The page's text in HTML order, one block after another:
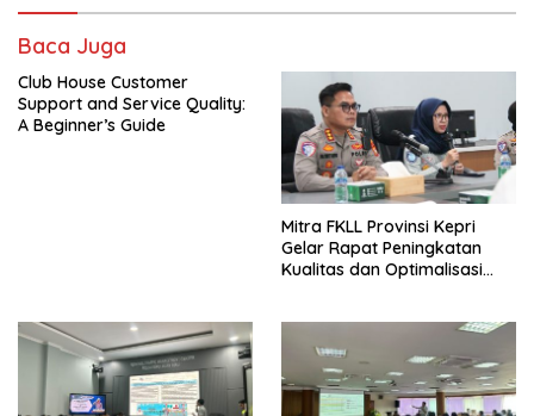
Baca Juga
Club House Customer
Support and Service Quality:
A Beginner’s Guide
Mitra FKLL Provinsi Kepri
Gelar Rapat Peningkatan
Kualitas dan Optimalisasi